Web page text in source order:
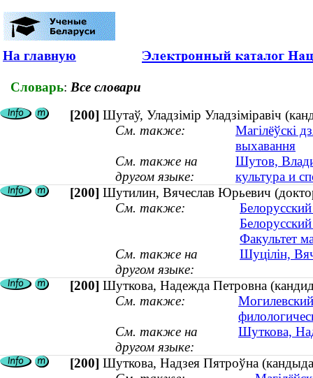
На главную
Словарь: Все словари
[200] Шутаў, Уладзімір Уладзіміравіч
См. также:
Магілёўскі
выхавання
См. также на
другом языке:
Шутов,
культура и
[200] Шутилин, Вячеслав Юрьевич
См. также:
Факультет
См. также на
другом языке:
Шуцілін,
[200] Шуткова, Надежда Петровна
См. также:
См. также на
другом языке:
Шуткова,
[200] Шуткова, Надзея Пятроўна